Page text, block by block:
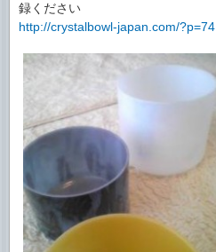
録ください
http://crystalbowl-japan.com/?p=74